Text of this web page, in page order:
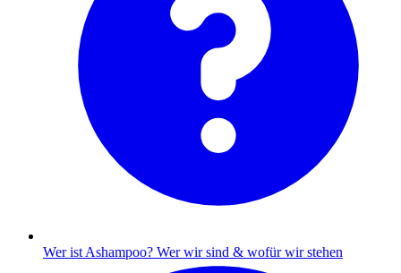
Wer ist Ashampoo? Wer wir sind & wofür wir stehen